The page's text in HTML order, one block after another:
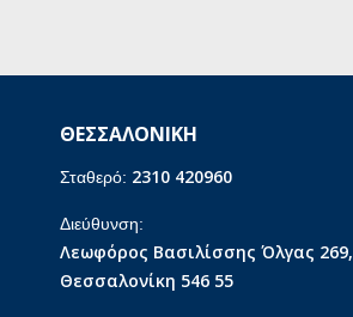
ΘΕΣΣΑΛΟΝΙΚΗ
Σταθερό: 2310 420960
Διεύθυνση:
Λεωφόρος Βασιλίσσης Όλγας 269,
Θεσσαλονίκη 546 55